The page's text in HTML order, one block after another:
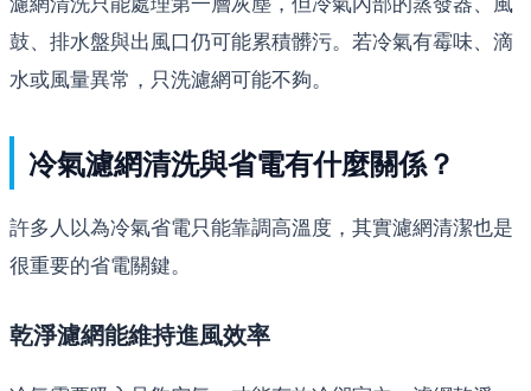
鼓、排水盤與出風口仍可能累積髒污。若冷氣有霉味、滴
水或風量異常，只洗濾網可能不夠。
冷氣濾網清洗與省電有什麼關係？
許多人以為冷氣省電只能靠調高溫度，其實濾網清潔也是
很重要的省電關鍵。
乾淨濾網能維持進風效率